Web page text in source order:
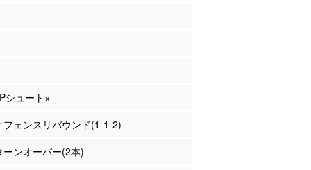
シュート×
フェンスリバウンド(1-1-2)
ンオーバー(2本)